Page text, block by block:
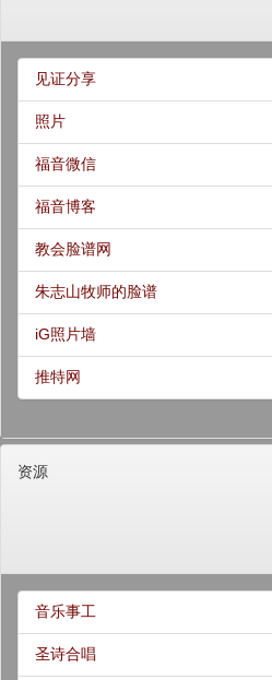
见证分享
照片
福音微信
福音博客
教会脸谱网
朱志山牧师的脸谱
iG照片墙
推特网
资源
音乐事工
圣诗合唱